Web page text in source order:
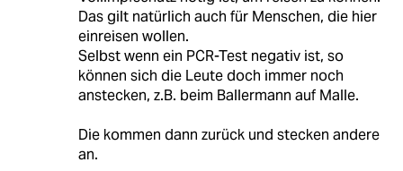
Das gilt natürlich auch für Menschen, die hier
einreisen wollen.
Selbst wenn ein PCR-Test negativ ist, so
können sich die Leute doch immer noch
anstecken, z.B. beim Ballermann auf Malle.
Die kommen dann zurück und stecken andere
an.